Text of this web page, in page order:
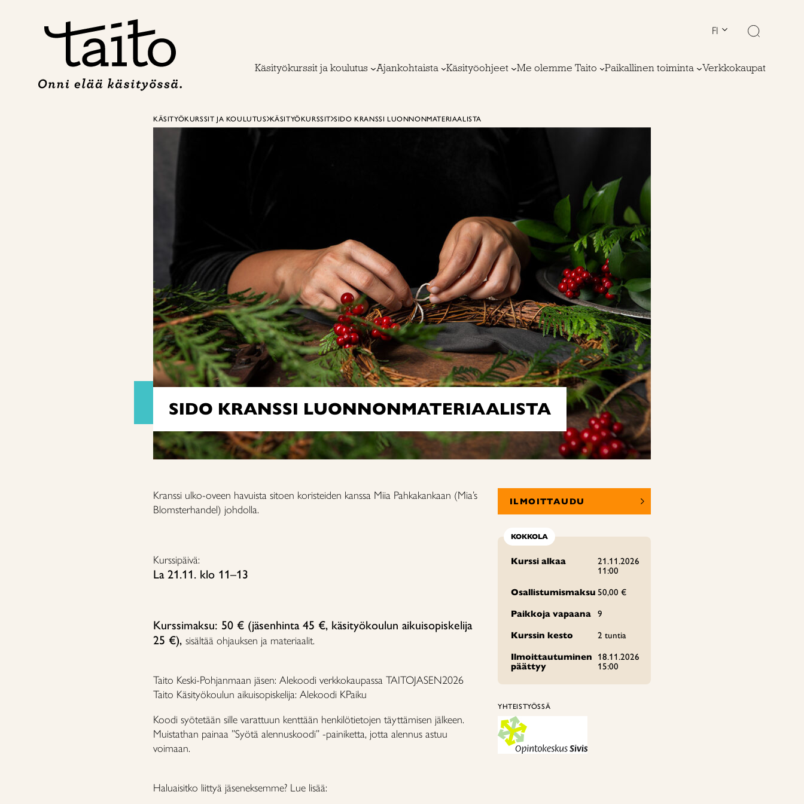
FI
Käsityökurssit ja koulutus Ajankohtaista Käsityöohjeet Me olemme Taito Paikallinen toiminta Verkkokaupat
KÄSITYÖKURSSIT JA KOULUTUS KÄSITYÖKURSSIT SIDO KRANSSI LUONNONMATERIAALISTA
SIDO KRANSSI LUONNONMATERIAALISTA
Kranssi ulko-oveen havuista sitoen koristeiden kanssa Miia Pahkakankaan (Mia’s
Blomsterhandel) johdolla.
Kurssipäivä:
La 21.11. klo 11–13
Kurssimaksu: 50 € (jäsenhinta 45 €, käsityökoulun aikuisopiskelija
25 €), sisältää ohjauksen ja materiaalit.
Taito Keski-Pohjanmaan jäsen: Alekoodi verkkokaupassa TAITOJASEN2026
Taito Käsityökoulun aikuisopiskelija: Alekoodi KPaiku
Koodi syötetään sille varattuun kenttään henkilötietojen täyttämisen jälkeen.
Muistathan painaa ”Syötä alennuskoodi” -painiketta, jotta alennus astuu
voimaan.
Haluaisitko liittyä jäseneksemme? Lue lisää:
ILMOITTAUDU
KOKKOLA
Kurssi alkaa
21.11.2026
11:00
Osallistumismaksu 50,00 €
Paikkoja vapaana
9
Kurssin kesto
2 tuntia
Ilmoittautuminen
päättyy
18.11.2026
15:00
YHTEISTYÖSSÄ